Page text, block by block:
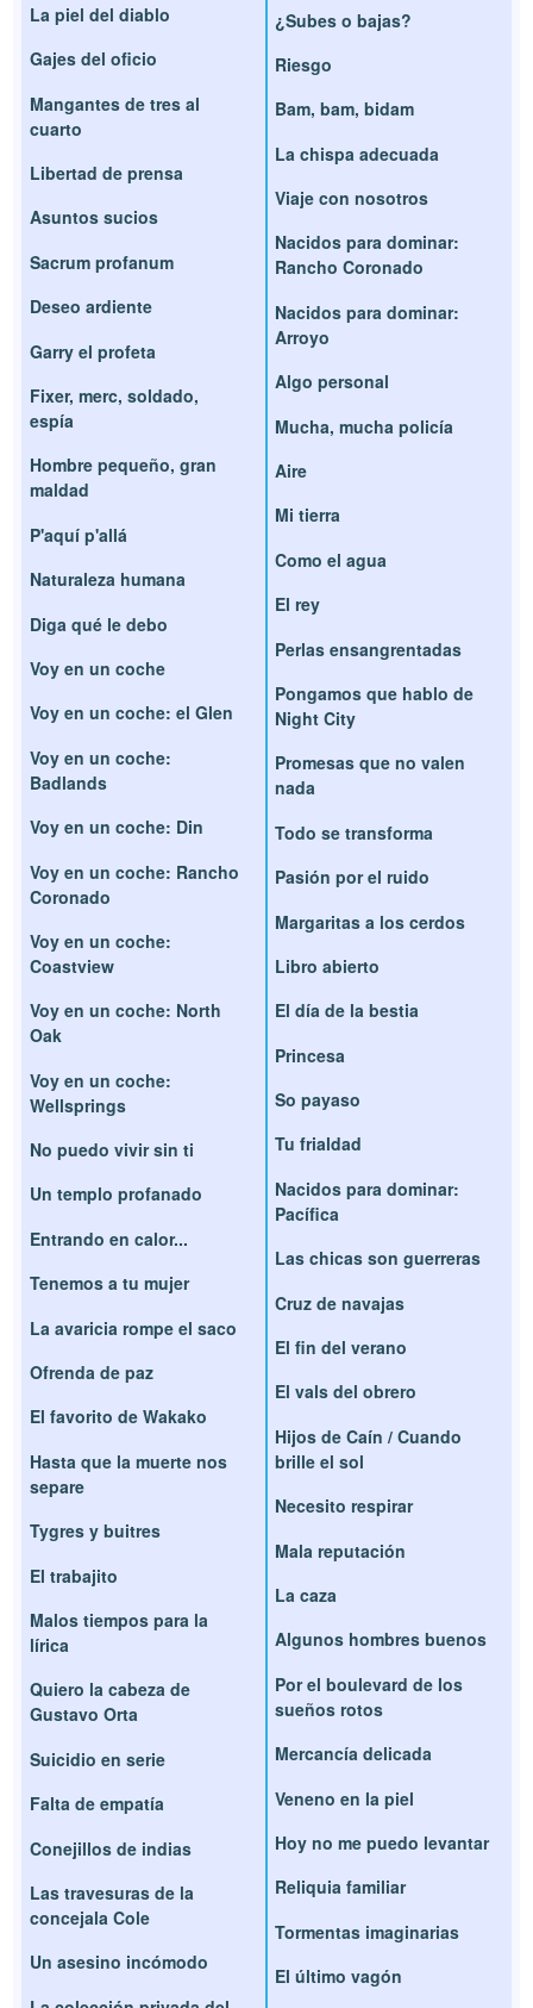
La piel del diablo
Gajes del oficio
Mangantes de tres al
cuarto
Libertad de prensa
Asuntos sucios
Sacrum profanum
Deseo ardiente
Garry el profeta
Fixer, merc, soldado,
espía
Hombre pequeño, gran
maldad
P'aquí p'allá
Naturaleza humana
Diga qué le debo
Voy en un coche
Voy en un coche: el Glen
Voy en un coche:
Badlands
Voy en un coche: Din
Voy en un coche: Rancho
Coronado
Voy en un coche:
Coastview
Voy en un coche: North
Oak
Voy en un coche:
Wellsprings
No puedo vivir sin ti
Un templo profanado
Entrando en calor...
Tenemos a tu mujer
La avaricia rompe el saco
Ofrenda de paz
El favorito de Wakako
Hasta que la muerte nos
separe
Tygres y buitres
El trabajito
Malos tiempos para la
lírica
Quiero la cabeza de
Gustavo Orta
Suicidio en serie
Falta de empatía
Conejillos de indias
Las travesuras de la
concejala Cole
Un asesino incómodo
¿Subes o bajas?
Riesgo
Bam, bam, bidam
La chispa adecuada
Viaje con nosotros
Nacidos para dominar:
Rancho Coronado
Nacidos para dominar:
Arroyo
Algo personal
Mucha, mucha policía
Aire
Mi tierra
Como el agua
El rey
Perlas ensangrentadas
Pongamos que hablo de
Night City
Promesas que no valen
nada
Todo se transforma
Pasión por el ruido
Margaritas a los cerdos
Libro abierto
El día de la bestia
Princesa
So payaso
Tu frialdad
Nacidos para dominar:
Pacífica
Las chicas son guerreras
Cruz de navajas
El fin del verano
El vals del obrero
Hijos de Caín / Cuando
brille el sol
Necesito respirar
Mala reputación
La caza
Algunos hombres buenos
Por el boulevard de los
sueños rotos
Mercancía delicada
Veneno en la piel
Hoy no me puedo levantar
Reliquia familiar
Tormentas imaginarias
El último vagón